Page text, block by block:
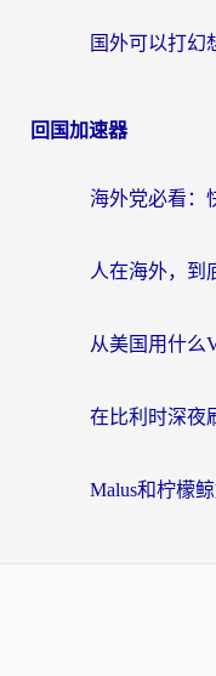
回国加速器